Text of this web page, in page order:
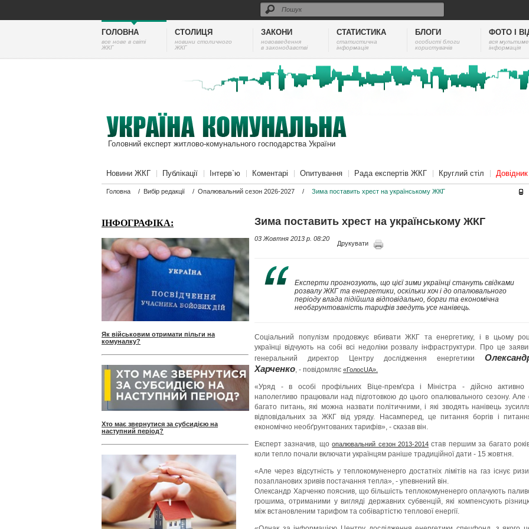
ГОЛОВНА
все нове в світі
ЖКГ
СТОЛИЦЯ
новини столичного
ЖКГ
ЗАКОНИ
нововведення
в законодавстві
СТАТИСТИКА
cтатистична
інформація
БЛОГИ
особисті блоги
користувачів
ФОТО І
вся
інформація
Головний експерт житлово-комунального господарства України
Новини ЖКГ Публікації Інтерв`ю Коментарі Опитування Рада експертів ЖКГ Круглий стіл
Головна / Вибір редакції / Опалювальний сезон 2026-2027 / Зима поставить хрест на українському ЖКГ
ІНФОГРАФІКА:
Як військовим отримати пільги на
комуналку?
Хто має звернутися за субсидією на
наступний період?
Зима поставить хрест на українському ЖКГ
03 Жовтня 2013 p. 08:20
Друкувати
Експерти прогнозують, що цієї зими українці стануть свідками
розвалу ЖКГ та енергетики, оскільки хоч і до опалювального
періоду влада підійшла відповідально, борги та економічна
необгрунтованість тарифів зведуть усе нанівець.
Соціальний популізм продовжує вбивати ЖКГ та енергетику, і в цьому
українці відчують на собі всі недоліки розвалу інфраструктури. Про це
генеральний директор Центру дослідження енергетики
Харченко, - повідомляє «ГолосUA».
«Уряд - в особі профільних Віце-прем'єра і Міністра - дійсно активно
наполегливо працювали над підготовкою до цього опалювального сезону. Але
багато питань, які можна назвати політичними, і які зводять нанівець
відповідальних за ЖКГ від уряду. Насамперед, це питання боргів і
економічно необґрунтованих тарифів», - сказав він.
Експерт зазначив, щоопалювальний сезон 2013-2014 став першим за багато
коли тепло почали включати українцям раніше традиційної дати - 15 жовтня.
«Але через відсутність у теплокомуненерго достатніх лімітів на газ існує
позапланових зривів постачання тепла», - упевнений він.
Олександр Харченко пояснив, що більшість теплокомуненерго оплачують
грошима, отриманими у вигляді державних субвенцій, які компенсують
між встановленим тарифом та собівартістю теплової енергії.